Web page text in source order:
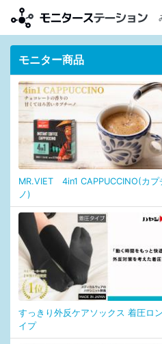
モニター商品
MR.VIET 4in1 CAPPUCCINO(カプ
ノ)
すっきり外反ケアソックス 着圧ロ
イプ